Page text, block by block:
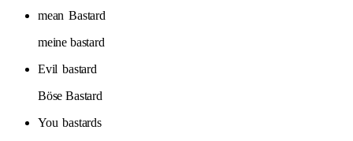
mean Bastard
meine bastard
Evil bastard
Böse Bastard
You bastards